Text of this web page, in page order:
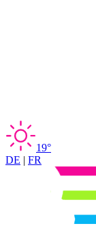
19°
DE | FR